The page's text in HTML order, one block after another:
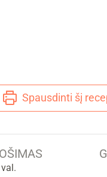
Spausdinti šį
val.